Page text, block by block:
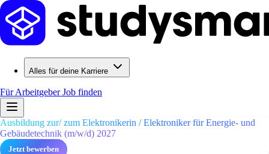
Alles für deine Karriere
Für ArbeitgeberJob finden
Ausbildung zur/ zum Elektronikerin / Elektroniker für Energie- und
Gebäudetechnik (m/w/d) 2027
Jetzt bewerben